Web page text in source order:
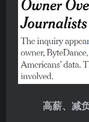
高薪、减